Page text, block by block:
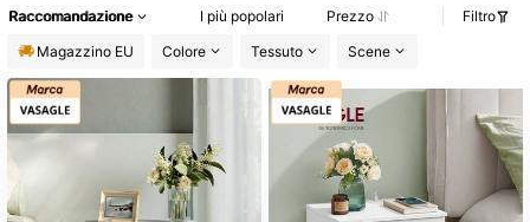
Raccomandazione I più popolari Prezzo
Filtro
Magazzino EU
Colore Tessuto Scene